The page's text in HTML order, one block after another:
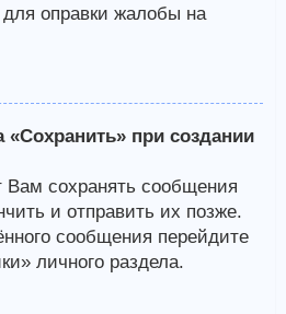
оправки жалобы на
«Сохранить» при создании
Вам сохранять сообщения
и отправить их позже.
сообщения перейдите
личного раздела.